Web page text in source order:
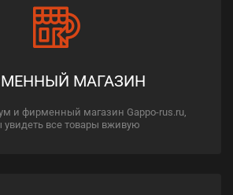
МАГАЗИН
и фирменный магазин Gappo-rus.ru,
увидеть все товары вживую